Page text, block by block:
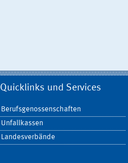
Quicklinks und Services
Berufsgenossenschaften
Unfallkassen
Landesverbände